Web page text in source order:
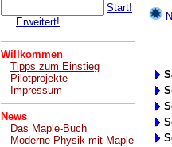
Start!
Erweitert!
Willkommen
Tipps zum Einstieg
Pilotprojekte
Impressum
News
Das Maple-Buch
Moderne Physik mit Maple